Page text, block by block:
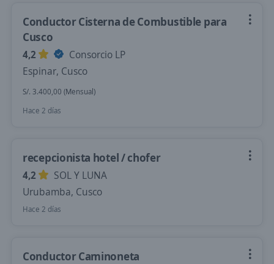
Conductor Cisterna de Combustible para
Cusco
4,2
Consorcio LP
Espinar, Cusco
S/. 3.400,00 (Mensual)
Hace 2 días
recepcionista hotel / chofer
4,2
SOL Y LUNA
Urubamba, Cusco
Hace 2 días
Conductor Caminoneta